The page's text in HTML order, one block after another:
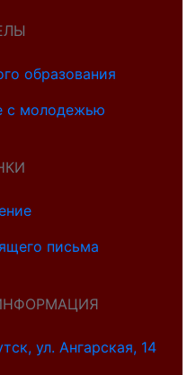
образования
с молодежью
письма
ул. Ангарская, 14